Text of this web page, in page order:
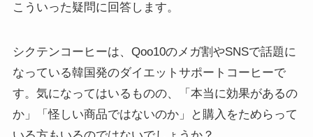
こういった疑問に回答します。
シクテンコーヒーは、Qoo10のメガ割やSNSで話題に
なっている韓国発のダイエットサポートコーヒーで
す。気になってはいるものの、「本当に効果があるの
か」「怪しい商品ではないのか」と購入をためらって